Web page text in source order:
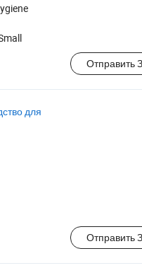
Отправить
для
Отправить